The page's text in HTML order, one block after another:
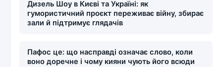
Дизель Шоу в Києві та Україні: як
гумористичний проєкт переживає війну, збирає
зали й підтримує глядачів
Пафос це: що насправді означає слово, коли
воно доречне і чому кияни чують його всюди